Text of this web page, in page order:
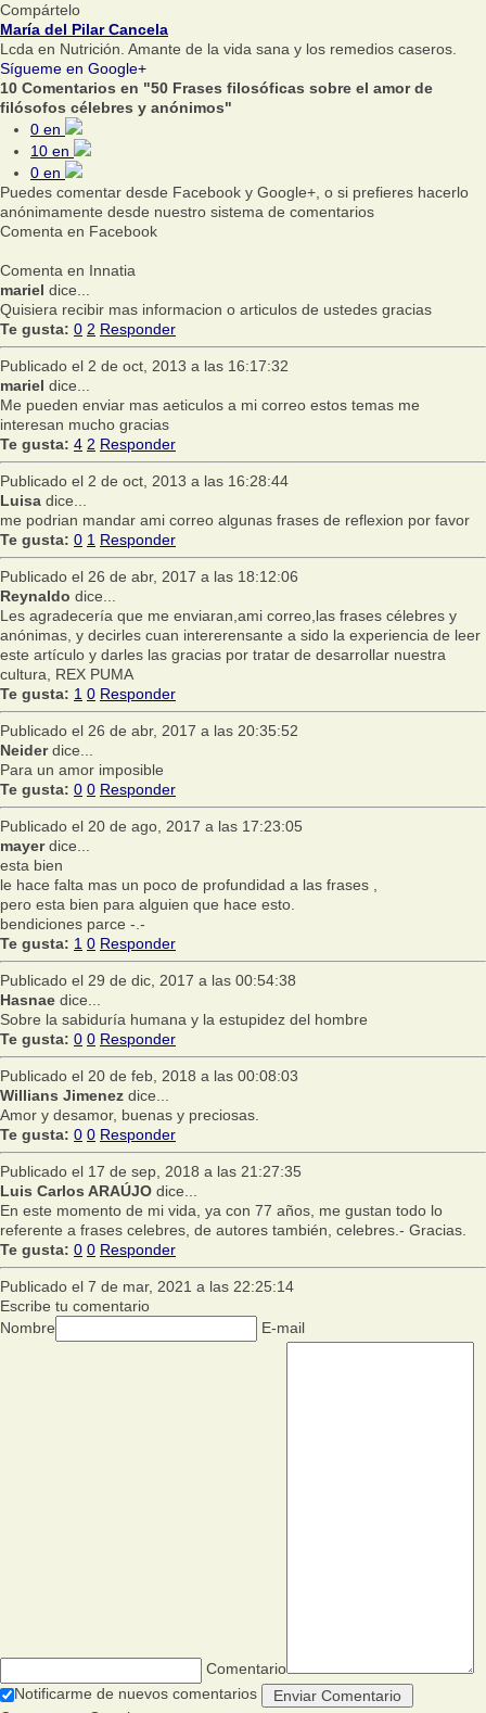
Compártelo
María del Pilar Cancela
Lcda en Nutrición. Amante de la vida sana y los remedios caseros.
Sígueme en Google+
10 Comentarios en "50 Frases filosóficas sobre el amor de
filósofos célebres y anónimos"
0 en
10 en
0 en
Puedes comentar desde Facebook y Google+, o si prefieres hacerlo
anónimamente desde nuestro sistema de comentarios
Comenta en Facebook
Comenta en Innatia
mariel dice...
Quisiera recibir mas informacion o articulos de ustedes gracias
Te gusta: 0 2 Responder
Publicado el 2 de oct, 2013 a las 16:17:32
mariel dice...
Me pueden enviar mas aeticulos a mi correo estos temas me
interesan mucho gracias
Te gusta: 4 2 Responder
Publicado el 2 de oct, 2013 a las 16:28:44
Luisa dice...
me podrian mandar ami correo algunas frases de reflexion por favor
Te gusta: 0 1 Responder
Publicado el 26 de abr, 2017 a las 18:12:06
Reynaldo dice...
Les agradecería que me enviaran,ami correo,las frases célebres y
anónimas, y decirles cuan intererensante a sido la experiencia de leer
este artículo y darles las gracias por tratar de desarrollar nuestra
cultura, REX PUMA
Te gusta: 1 0 Responder
Publicado el 26 de abr, 2017 a las 20:35:52
Neiderdice...
Para un amor imposible
Te gusta: 0 0 Responder
Publicado el 20 de ago, 2017 a las 17:23:05
mayerdice...
esta bien
le hace falta mas un poco de profundidad a las frases ,
pero esta bien para alguien que hace esto.
bendiciones parce -.-
Te gusta: 1 0 Responder
Publicado el 29 de dic, 2017 a las 00:54:38
Hasnae dice...
Sobre la sabiduría humana y la estupidez del hombre
Te gusta: 0 0 Responder
Publicado el 20 de feb, 2018 a las 00:08:03
Willians Jimenez dice...
Amor y desamor, buenas y preciosas.
Te gusta: 0 0 Responder
Publicado el 17 de sep, 2018 a las 21:27:35
Luis Carlos ARAÚJO dice...
En este momento de mi vida, ya con 77 años, me gustan todo lo
referente a frases celebres, de autores también, celebres.- Gracias.
Te gusta: 0 0 Responder
Publicado el 7 de mar, 2021 a las 22:25:14
Escribe tu comentario
Nombre
E-mail
Comentario
Notificarme de nuevos comentarios